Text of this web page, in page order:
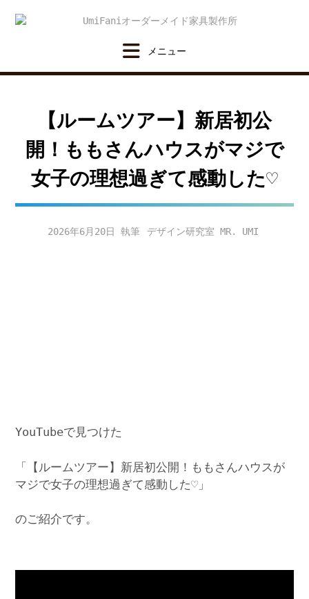
【ルームツアー】新居初公
開！ももさんハウスがマジで
女子の理想過ぎて感動した♡
2026年6月20日 デザイン研究室 MR. UMI
YouTubeで見つけた
「【ルームツアー】新居初公開！ももさんハウスが
マジで女子の理想過ぎて感動した♡」
のご紹介です。